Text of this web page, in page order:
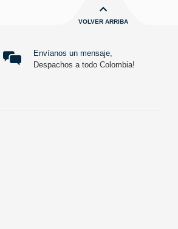
VOLVER ARRIBA
Envíanos un mensaje,
Despachos a todo Colombia!